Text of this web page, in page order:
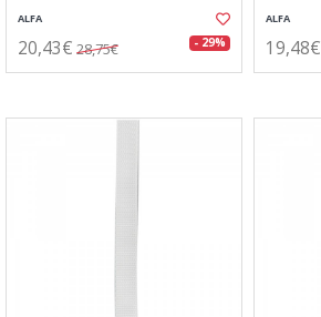
ALFA
20,43€ 28,75€ - 29%
ALFA
19,48€